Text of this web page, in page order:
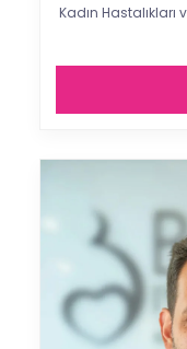
Kadın